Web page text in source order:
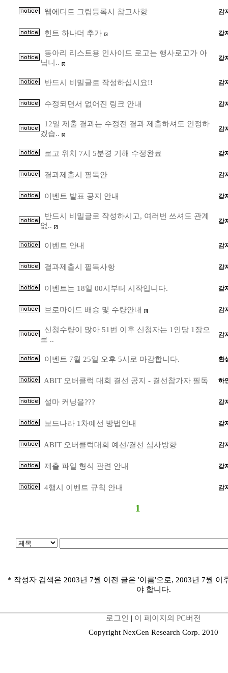
웹에디트 그림등록시 참고사항 감
힌트 하나더 추가 [5] 감
동아리 리스트용 인사이드 로고는 행사로고가 아
닙니..
[7]
감
반드시 비밀글로 작성하십시요!! 감
수정되면서 없어진 링크 안내 감
12일 제출 결과는 수정전 결과 제출하셔도 인정하
겠습..
[2]
감
로고 위치 7시 5분경 기해 수정완료 감
결과제출시 필독안 감
이벤트 발표 공지 안내 감
반드시 비밀글로 작성하시고, 여러번 쓰셔도 관계
없..
[2]
감
이벤트 안내 감
결과제출시 필독사항 감
이벤트는 18일 00시부터 시작입니다. 감
브로마이드 배송 및 수량안내 [1] 감
신청수량이 많아 51번 이후 신청자는 1인당 1장으
로 ..
감
이벤트 7월 25일 오후 5시로 마감합니다. 환
ABIT 오버클럭 대회 결선 공지 - 결선참가자 필독 하
설마 커닝을??? 감
보드나라 1차예선 방법안내 감
ABIT 오버클럭대회 예선/결선 심사방향 감
제출 파일 형식 관련 안내 감
4행시 이벤트 규칙 안내 감
1
* 작성자 검색은 2003년 7월 이전 글은 '이름'으로, 2003년 7월 이
야 합니다.
로그인 | 이 페이지의 PC버전
Copyright NexGen Research Corp. 2010